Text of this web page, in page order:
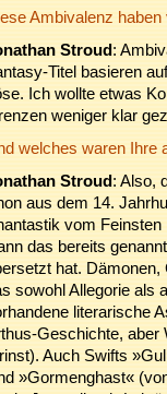
Ambivalenz
Stroud:
Titel basieren
Ich wollte etwas
weniger klar
welches waren Ihre
Stroud: Also,
aus dem 14.
vom
das bereits
hat.
sowohl Allegorie als
literarische
Geschichte, aber
Auch Swifts
»Gormenghast«